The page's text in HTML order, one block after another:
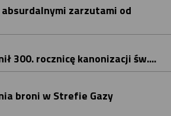
zarzutami od
300. rocznicę kanonizacji św....
broni w Strefie Gazy